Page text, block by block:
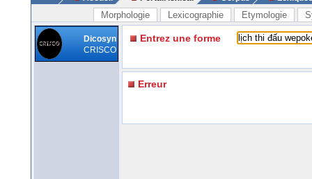
Morphologie Lexicographie Etymologie
Dicosyn
CRISCO
Entrez une forme
Erreur